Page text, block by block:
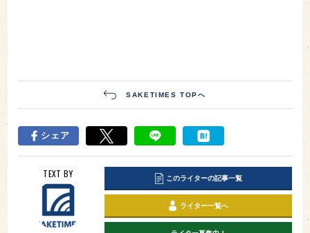
SAKETIMES TOPへ
シェア
TEXT BY このライターの記事一覧
ライター一覧へ